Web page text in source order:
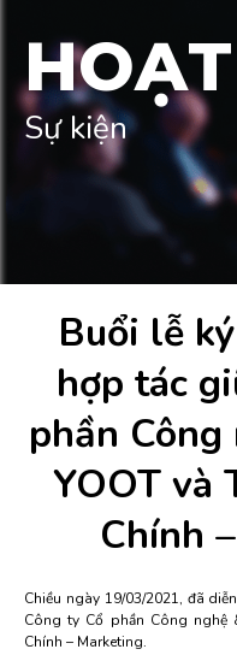
Sự kiện
Buổi lễ
hợp tác
phần
YOOT và
Chính
Chiều ngày 19/03/2021, đã
Công ty Cổ phần Công nghệ
Chính – Marketing.